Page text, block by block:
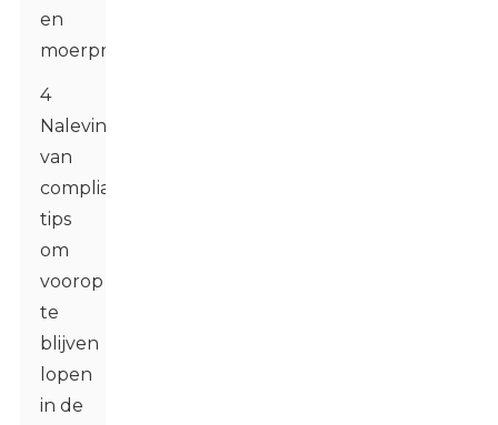
en
moerproducten
4
Naleving
van
compliance:
tips
om
voorop
te
blijven
lopen
in de